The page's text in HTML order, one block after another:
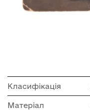
Класифікація
Матеріал